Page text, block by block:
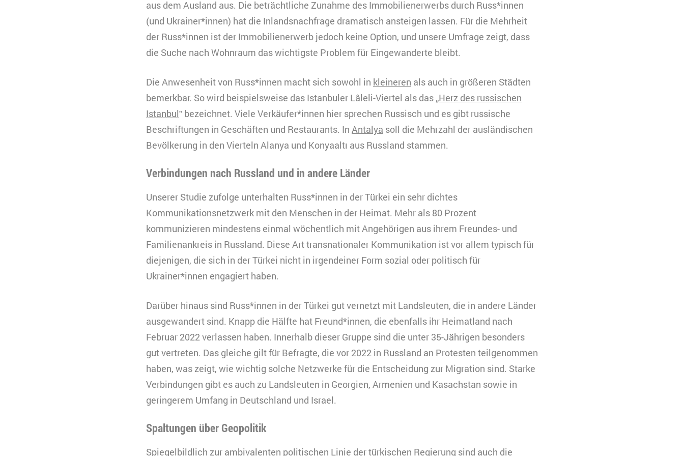
aus dem Ausland aus. Die beträchtliche Zunahme des Immobilienerwerbs durch Russ*innen
(und Ukrainer*innen) hat die Inlandsnachfrage dramatisch ansteigen lassen. Für die Mehrheit
der Russ*innen ist der Immobilienerwerb jedoch keine Option, und unsere Umfrage zeigt, dass
die Suche nach Wohnraum das wichtigste Problem für Eingewanderte bleibt.
Die Anwesenheit von Russ*innen macht sich sowohl in kleineren als auch in größeren Städten
bemerkbar. So wird beispielsweise das Istanbuler Lâleli-Viertel als das „Herz des russischen
Istanbul‟ bezeichnet. Viele Verkäufer*innen hier sprechen Russisch und es gibt russische
Beschriftungen in Geschäften und Restaurants. In Antalya soll die Mehrzahl der ausländischen
Bevölkerung in den Vierteln Alanya und Konyaaltı aus Russland stammen.
Verbindungen nach Russland und in andere Länder
Unserer Studie zufolge unterhalten Russ*innen in der Türkei ein sehr dichtes
Kommunikationsnetzwerk mit den Menschen in der Heimat. Mehr als 80 Prozent
kommunizieren mindestens einmal wöchentlich mit Angehörigen aus ihrem Freundes- und
Familienankreis in Russland. Diese Art transnationaler Kommunikation ist vor allem typisch für
diejenigen, die sich in der Türkei nicht in irgendeiner Form sozial oder politisch für
Ukrainer*innen engagiert haben.
Darüber hinaus sind Russ*innen in der Türkei gut vernetzt mit Landsleuten, die in andere Länder
ausgewandert sind. Knapp die Hälfte hat Freund*innen, die ebenfalls ihr Heimatland nach
Februar 2022 verlassen haben. Innerhalb dieser Gruppe sind die unter 35-Jährigen besonders
gut vertreten. Das gleiche gilt für Befragte, die vor 2022 in Russland an Protesten teilgenommen
haben, was zeigt, wie wichtig solche Netzwerke für die Entscheidung zur Migration sind. Starke
Verbindungen gibt es auch zu Landsleuten in Georgien, Armenien und Kasachstan sowie in
geringerem Umfang in Deutschland und Israel.
Spaltungen über Geopolitik
Spiegelbildlich zur ambivalenten politischen Linie der türkischen Regierung sind auch die
Anbieter
Matomo
Zweck
Kurzzeitiges Cookie, um vorübergehende Daten des Besuchs zu
speichern.
Ablauf
30 Minuten
Typ
HTML
Anbieter
Matomo
Zweck
Bindet Videos ein, die unsere Kampagnenarbeit präsentieren. Es werden
Cookies gesetzt, und Daten in die USA transferiert, was Ihre Zustimmung
nach §49 Abs. 1 der DSGVO erfordert.
Typ
Verbindung
Anbieter
YouTube